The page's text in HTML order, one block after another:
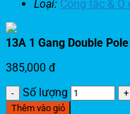
Loại: Công tắc & Ổ
13A 1 Gang Double
385,000 đ
Số lượng
Thêm vào giỏ